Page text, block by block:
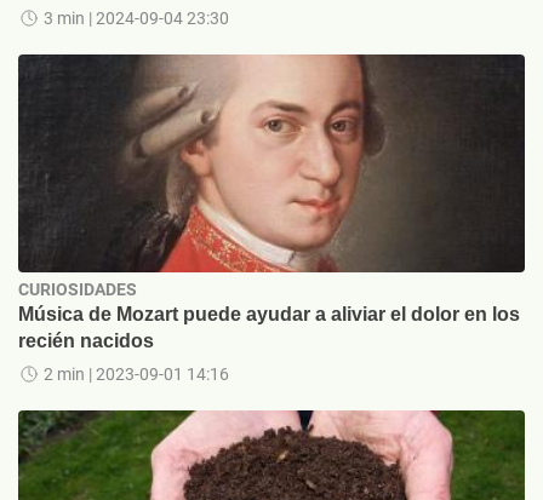
3 min | 2024-09-04 23:30
CURIOSIDADES
Música de Mozart puede ayudar a aliviar el dolor en los
recién nacidos
2 min | 2023-09-01 14:16